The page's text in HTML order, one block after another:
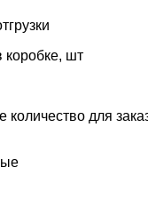
коробке, шт
количество для